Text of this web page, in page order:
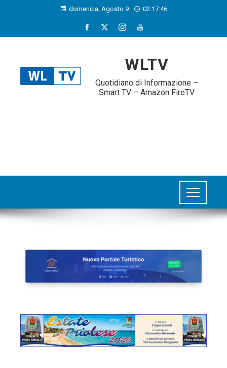
domenica, Agosto 9 02:17:46
WLTV
Quotidiano di Informazione –
Smart TV – Amazon FireTV